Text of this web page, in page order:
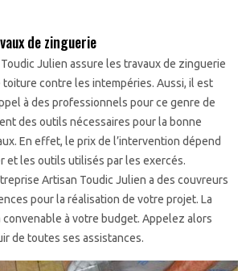
de zinguerie
Julien assure les travaux de zinguerie
contre les intempéries. Aussi, il est
à des professionnels pour ce genre de
des outils nécessaires pour la bonne
En effet, le prix de l’intervention dépend
et les outils utilisés par les exercés.
Artisan Toudic Julien a des couvreurs
pour la réalisation de votre projet. La
convenable à votre budget. Appelez alors
de toutes ses assistances.